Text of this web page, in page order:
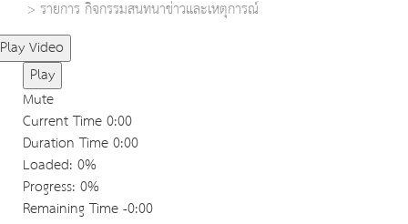
รายการ กิจกรรมสนทนาข่าวและเหตุการณ์
Play Video
Play
Mute
Current Time0:00
Duration Time0:00
Loaded: 0%
Progress: 0%
Remaining Time-0:00